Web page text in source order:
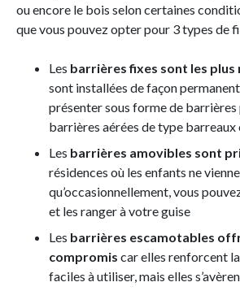
ou encore le bois selon certaines
que vous pouvez opter pour 3 types de
Les barrières fixes sont les plus
sont installées de façon
présenter sous forme de barrières
barrières aérées de type barreaux
Les barrières amovibles sont
résidences où les enfants ne
qu’occasionnellement, vous
et les ranger à votre guise
Les barrières escamotables
compromis car elles renforcent
faciles à utiliser, mais elles